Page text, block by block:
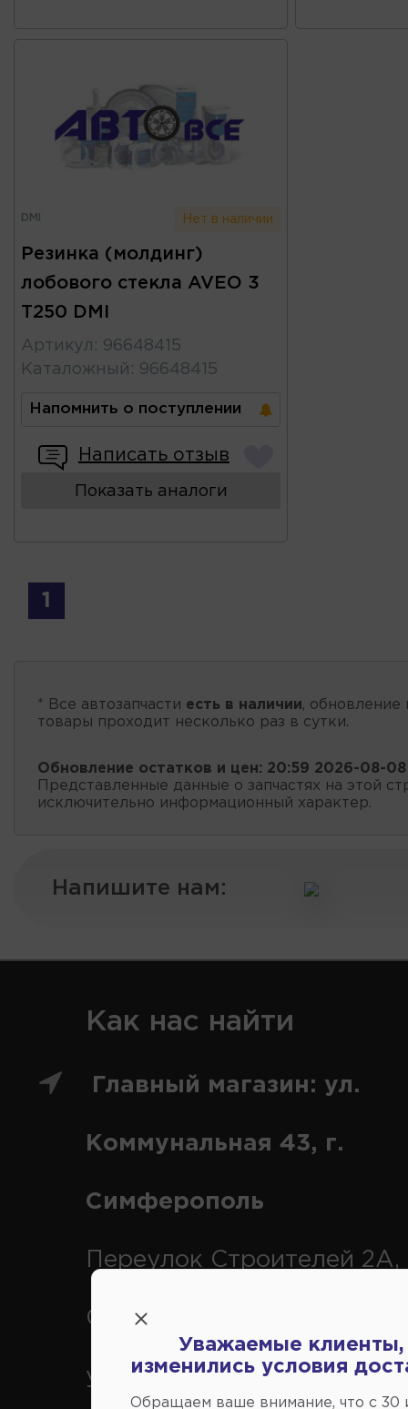
DMI Нет в наличии
Резинка (молдинг)
лобового стекла AVEO 3
T250 DMI
Артикул : 96648415
Каталожный : 96648415
Напомнить о поступлении
Написать отзыв
Показать аналоги
1
* Все автозапчасти есть в наличии, обновление
товары проходит несколько раз в сутки.
Обновление остатков и цен: 20:59 2026-08-08
Представленные данные о запчастях на этой
исключительно информационный характер.
Напишите нам:
Как нас найти
Главный магазин: ул.
Коммунальная 43, г.
Симферополь
Переулок Строителей 2А,
Симферополь
ул. Федоренко 1В, г.
Уважаемые клиенты,
изменились условия
Обращаем ваше внимание, что c 30